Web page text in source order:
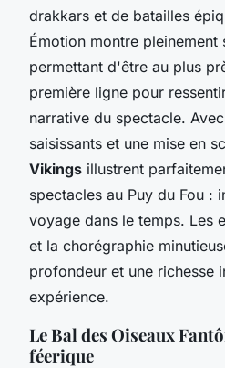
drakkars et de batailles
Émotion montre pleinement
permettant d'être au plus
première ligne pour
narrative du spectacle.
saisissants et une mise en
Vikings illustrent
spectacles au Puy du Fou :
voyage dans le temps. Les
et la chorégraphie
profondeur et une richesse
expérience.
Le Bal des Oiseaux
féerique